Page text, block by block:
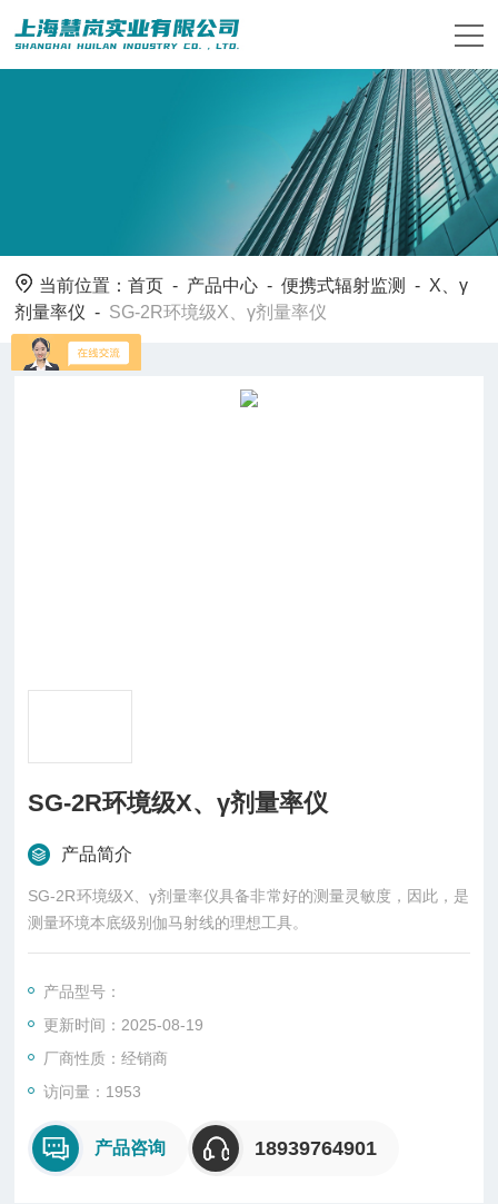
当前位置：首页 - 产品中心 -便携式辐射监测 - X、γ
剂量率仪 - SG-2R环境级X、γ剂量率仪
SG-2R环境级X、γ剂量率仪
产品简介
SG-2R环境级X、γ剂量率仪具备非常好的测量灵敏度，因此，是
测量环境本底级别伽马射线的理想工具。
产品型号：
更新时间：2025-08-19
厂商性质：经销商
访问量：1953
产品咨询 18939764901